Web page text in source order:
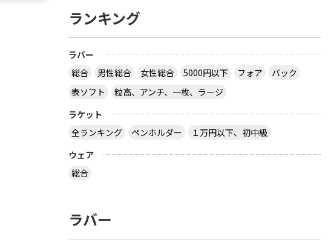
ランキング
ラバー
総合
男性総合 女性総合 5000円以下 フォア
バック
表ソフト
粒高、アンチ、一枚、ラージ
ラケット
全ランキング
ペンホルダー
１万円以下、初中級
ウェア
総合
ラバー